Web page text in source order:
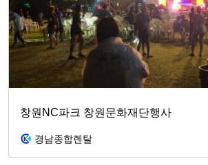
창원NC파크 창원문화재단행사
경남종합렌탈